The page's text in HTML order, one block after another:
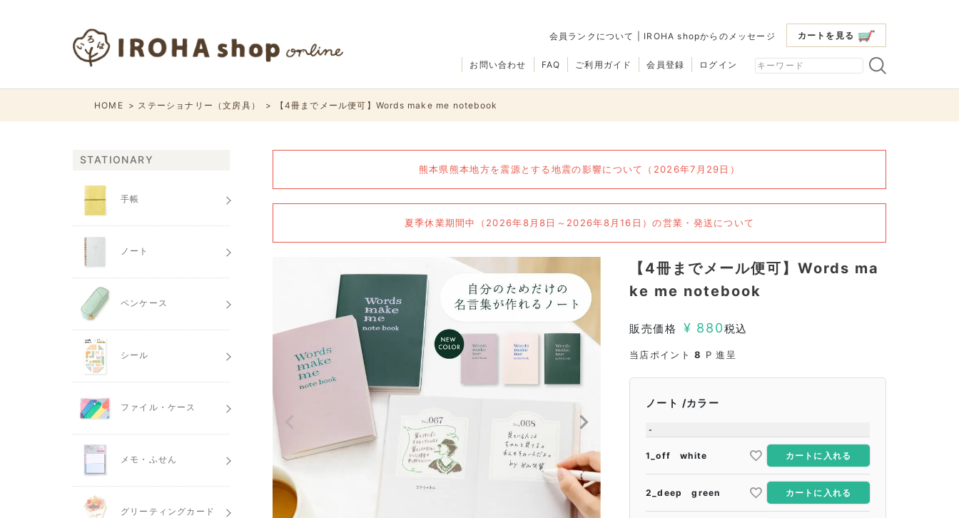
カートを見る
会員ランクについて IROHA shopからのメッセージ
会員登録 ログイン
ご利用ガイド
FAQ
お問い合わせ
HOME ステーショナリー（文房具） 【4冊までメール便可】Words make me notebook
熊本県熊本地方を震源とする地震の影響について（2026年7月29日）
夏季休業期間中（2026年8月8日～2026年8月16日）の営業・発送について
【4冊までメール便可】Words ma
ke me notebook
販売価格 ¥ 880税込
当店ポイント 8 P 進呈
ノート カラー
-
1_off white カートに入れる
2_deep green カートに入れる
STATIONARY
手帳
ノート
ペンケース
シール
ファイル・ケース
メモ・ふせん
グリーティングカード